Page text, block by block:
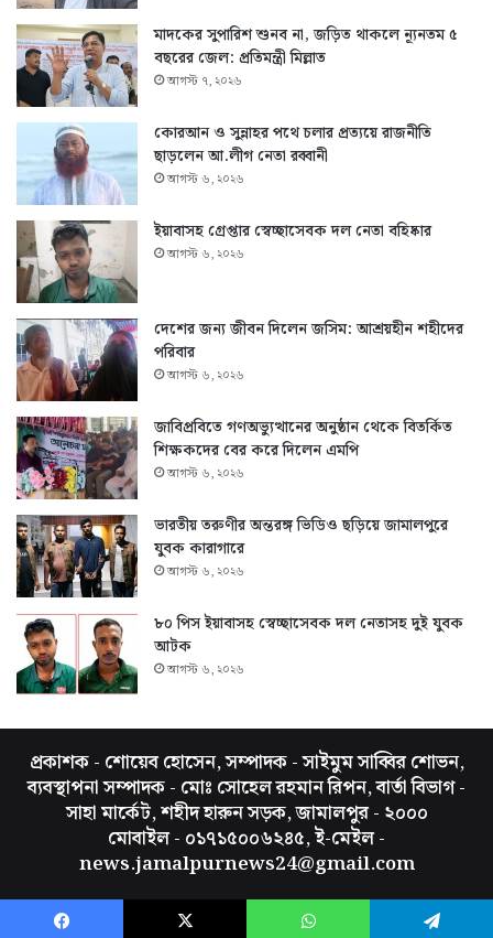
মাদকের সুপারিশ শুনব না, জড়িত থাকলে ন্যূনতম ৫
বছরের জেল: প্রতিমন্ত্রী মিল্লাত
আগস্ট ৭, ২০২৬
কোরআন ও সুন্নাহর পথে চলার প্রত্যয়ে রাজনীতি
ছাড়লেন আ.লীগ নেতা রব্বানী
আগস্ট ৬, ২০২৬
ইয়াবাসহ গ্রেপ্তার স্বেচ্ছাসেবক দল নেতা বহিষ্কার
আগস্ট ৬, ২০২৬
দেশের জন্য জীবন দিলেন জসিম: আশ্রয়হীন শহীদের
পরিবার
আগস্ট ৬, ২০২৬
জাবিপ্রবিতে গণঅভ্যুত্থানের অনুষ্ঠান থেকে বিতর্কিত
শিক্ষকদের বের করে দিলেন এমপি
আগস্ট ৬, ২০২৬
ভারতীয় তরুণীর অন্তরঙ্গ ভিডিও ছড়িয়ে জামালপুরে
যুবক কারাগারে
আগস্ট ৬, ২০২৬
৮০ পিস ইয়াবাসহ স্বেচ্ছাসেবক দল নেতাসহ দুই যুবক
আটক
আগস্ট ৬, ২০২৬
প্রকাশক - শোয়েব হোসেন, সম্পাদক - সাইমুম সাব্বির শোভন,
ব্যবস্থাপনা সম্পাদক - মোঃ সোহেল রহমান রিপন, বার্তা বিভাগ -
সাহা মার্কেট, শহীদ হারুন সড়ক, জামালপুর - ২০০০
মোবাইল - ০১৭১৫০০৬২৪৫, ই-মেইল -
news.jamalpurnews24@gmail.com